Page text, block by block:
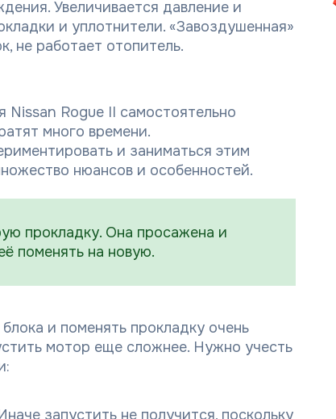
Увеличивается давление и
и уплотнители. «Завоздушенная»
не работает отопитель.
Nissan Rogue II самостоятельно
много времени.
и заниматься этим
нюансов и особенностей.
прокладку. Она просажена и
поменять на новую.
и поменять прокладку очень
мотор еще сложнее. Нужно учесть
запустить не получится, поскольку